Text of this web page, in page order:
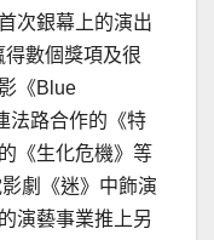
次銀幕上的演出
數個獎項及很
《Blue
法路合作的《特
《生化危機》等
劇《迷》中飾演
演藝事業推上另